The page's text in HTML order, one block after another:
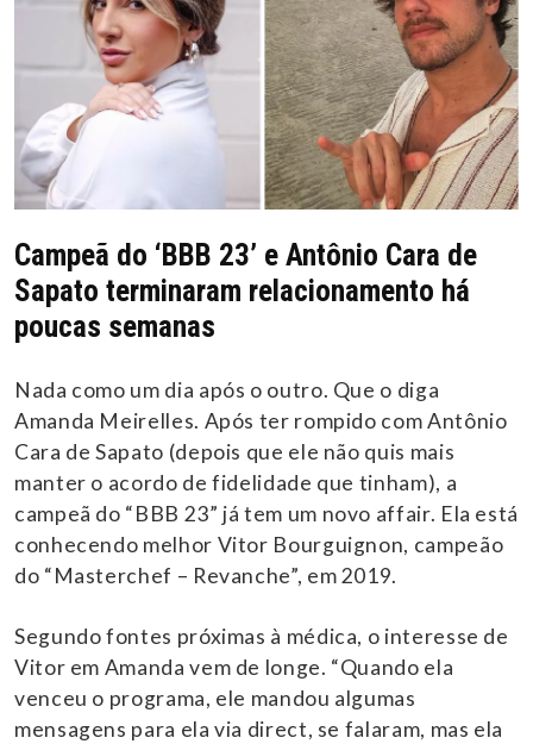
Campeã do ‘BBB 23’ e Antônio Cara de
Sapato terminaram relacionamento há
poucas semanas
Nada como um dia após o outro. Que o diga
Amanda Meirelles. Após ter rompido com Antônio
Cara de Sapato (depois que ele não quis mais
manter o acordo de fidelidade que tinham), a
campeã do “BBB 23” já tem um novo affair. Ela está
conhecendo melhor Vitor Bourguignon, campeão
do “Masterchef – Revanche”, em 2019.
Segundo fontes próximas à médica, o interesse de
Vitor em Amanda vem de longe. “Quando ela
venceu o programa, ele mandou algumas
mensagens para ela via direct, se falaram, mas ela